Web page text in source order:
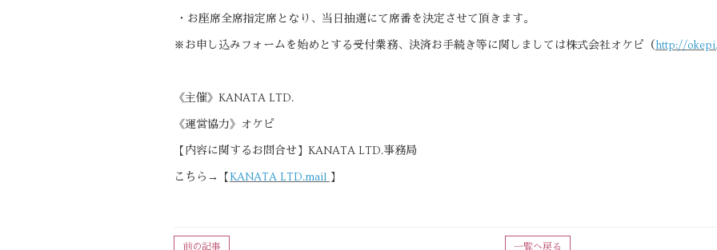
・お座席全席指定席となり、当日抽選にて席番を決定させて頂きます。
※お申し込みフォームを始めとする受付業務、決済お手続き等に関しましては株式会社オケピ（http://
《主催》KANATA LTD.
《運営協力》オケピ
【内容に関するお問合せ】KANATA LTD.事務局
こちら→【KANATA LTD.mail 】
一覧へ戻る
前の記事